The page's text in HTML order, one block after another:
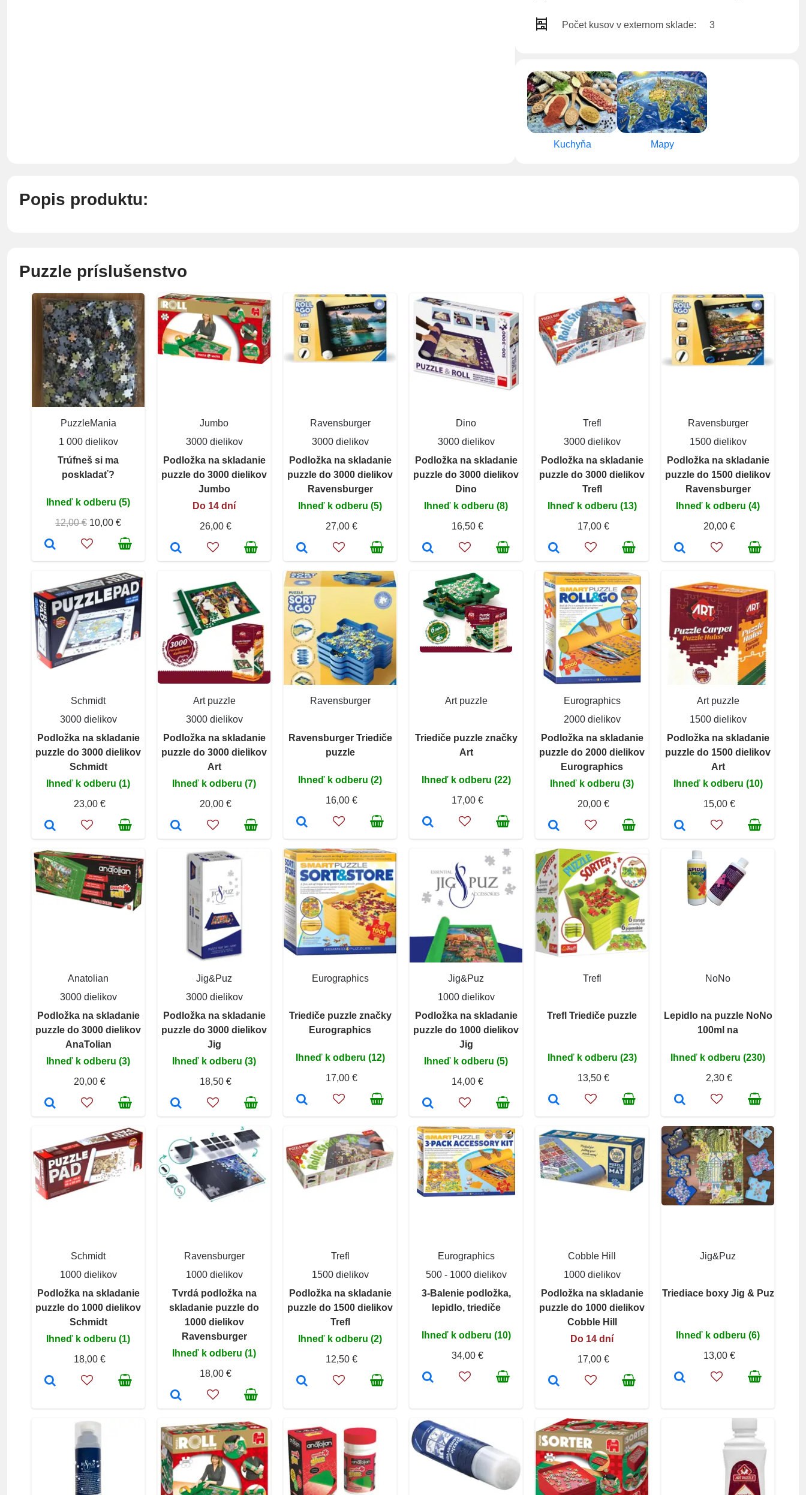
Počet kusov v externom sklade: 3
Kuchyňa Mapy
Popis produktu:
Puzzle príslušenstvo
PuzzleMania
1 000 dielikov
Trúfneš si ma
poskladať?
Ihneď k odberu (5)
12,00 € 10,00 €
Jumbo
3000 dielikov
Podložka na skladanie
puzzle do 3000 dielikov
Jumbo
Do 14 dní
26,00 €
Ravensburger
3000 dielikov
Podložka na skladanie
puzzle do 3000 dielikov
Ravensburger
Ihneď k odberu (5)
27,00 €
Dino
3000 dielikov
Podložka na skladanie
puzzle do 3000 dielikov
Dino
Ihneď k odberu (8)
16,50 €
Trefl
3000 dielikov
Podložka na skladanie
puzzle do 3000 dielikov
Trefl
Ihneď k odberu (13)
17,00 €
Ravensburger
1500 dielikov
Podložka na skladanie
puzzle do 1500 dielikov
Ravensburger
Ihneď k odberu (4)
20,00 €
Schmidt
3000 dielikov
Podložka na skladanie
puzzle do 3000 dielikov
Schmidt
Ihneď k odberu (1)
23,00 €
Art puzzle
3000 dielikov
Podložka na skladanie
puzzle do 3000 dielikov
Art
Ihneď k odberu (7)
20,00 €
Ravensburger
Ravensburger Triediče
puzzle
Ihneď k odberu (2)
16,00 €
Art puzzle
Triediče puzzle značky
Art
Ihneď k odberu (22)
17,00 €
Eurographics
2000 dielikov
Podložka na skladanie
puzzle do 2000 dielikov
Eurographics
Ihneď k odberu (3)
20,00 €
Art puzzle
1500 dielikov
Podložka na skladanie
puzzle do 1500 dielikov
Art
Ihneď k odberu (10)
15,00 €
Anatolian
3000 dielikov
Podložka na skladanie
puzzle do 3000 dielikov
AnaTolian
Ihneď k odberu (3)
20,00 €
Jig&Puz
3000 dielikov
Podložka na skladanie
puzzle do 3000 dielikov
Jig
Ihneď k odberu (3)
18,50 €
Eurographics
Triediče puzzle značky
Eurographics
Ihneď k odberu (12)
17,00 €
Jig&Puz
1000 dielikov
Podložka na skladanie
puzzle do 1000 dielikov
Jig
Ihneď k odberu (5)
14,00 €
Trefl
Trefl Triediče puzzle
Ihneď k odberu (23)
13,50 €
NoNo
Lepidlo na puzzle NoNo
100ml na
Ihneď k odberu (230)
2,30 €
Schmidt
1000 dielikov
Podložka na skladanie
puzzle do 1000 dielikov
Schmidt
Ihneď k odberu (1)
18,00 €
Ravensburger
1000 dielikov
Tvrdá podložka na
skladanie puzzle do
1000 dielikov
Ravensburger
Ihneď k odberu (1)
18,00 €
Trefl
1500 dielikov
Podložka na skladanie
puzzle do 1500 dielikov
Trefl
Ihneď k odberu (2)
12,50 €
Eurographics
500 - 1000 dielikov
3-Balenie podložka,
lepidlo, triediče
Ihneď k odberu (10)
34,00 €
Cobble Hill
1000 dielikov
Podložka na skladanie
puzzle do 1000 dielikov
Cobble Hill
Do 14 dní
17,00 €
Jig&Puz
Triediace boxy Jig & Puz
Ihneď k odberu (6)
13,00 €